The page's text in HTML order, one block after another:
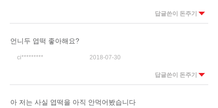
답글쓴이 돈주기
언니두 엽떡 좋아해요?
ci********* 2018-07-30
답글쓴이 돈주기
아 저는 사실 엽떡을 아직 안먹어봤습니다